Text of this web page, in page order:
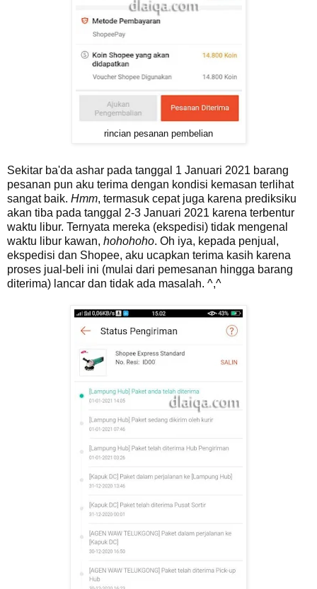
rincian pesanan pembelian
Sekitar ba'da ashar pada tanggal 1 Januari 2021 barang
pesanan pun aku terima dengan kondisi kemasan terlihat
sangat baik. Hmm, termasuk cepat juga karena prediksiku
akan tiba pada tanggal 2-3 Januari 2021 karena terbentur
waktu libur. Ternyata mereka (ekspedisi) tidak mengenal
waktu libur kawan, hohohoho. Oh iya, kepada penjual,
ekspedisi dan Shopee, aku ucapkan terima kasih karena
proses jual-beli ini (mulai dari pemesanan hingga barang
diterima) lancar dan tidak ada masalah. ^,^